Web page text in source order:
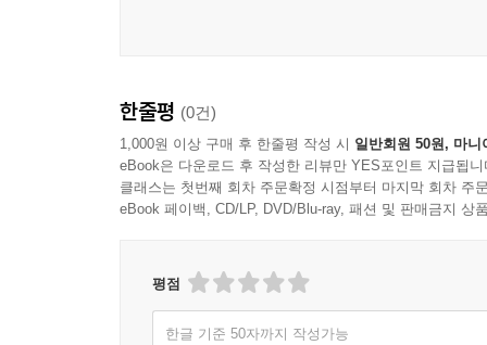
한줄평 (0건)
1,000원 이상 구매 후 한줄평 작성 시 일반회원 50원, 마니
eBook은 다운로드 후 작성한 리뷰만 YES포인트 지급됩니
클래스는 첫번째 회차 주문확정 시점부터 마지막 회차 주
eBook 페이백, CD/LP, DVD/Blu-ray, 패션 및 판매금지 상
평점
한글 기준 50자까지 작성가능